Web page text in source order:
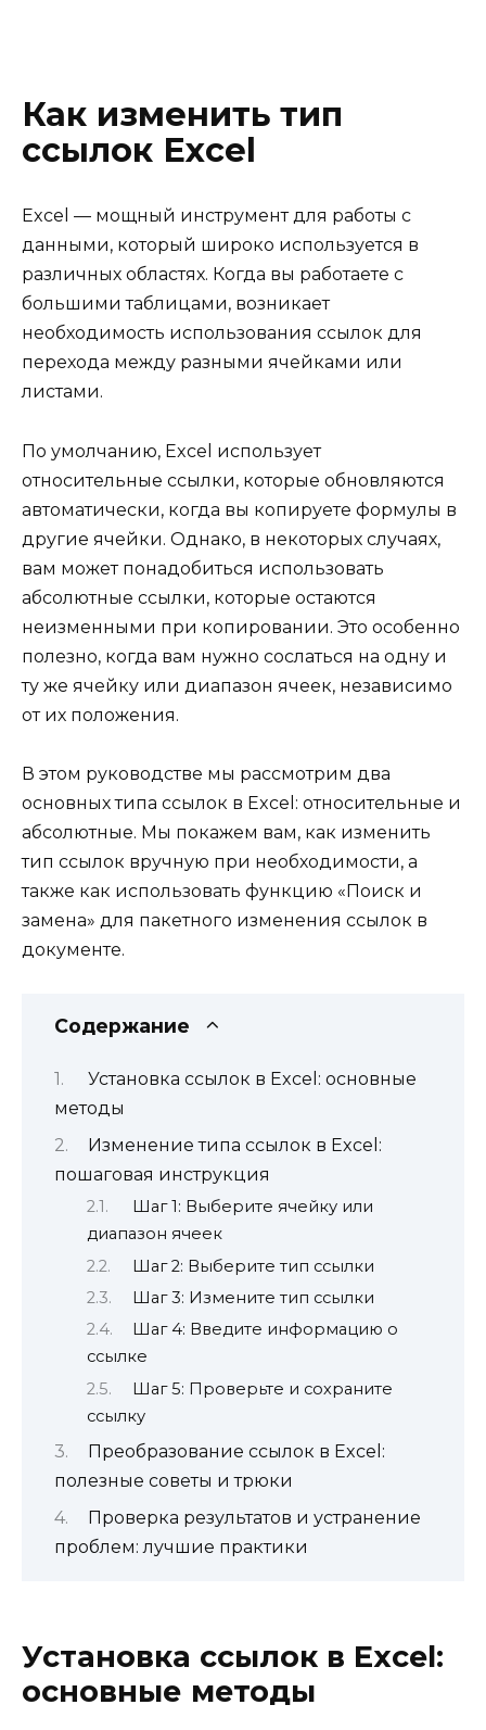
Как изменить тип
ссылок Excel
Excel — мощный инструмент для работы с
данными, который широко используется в
различных областях. Когда вы работаете с
большими таблицами, возникает
необходимость использования ссылок для
перехода между разными ячейками или
листами.
По умолчанию, Excel использует
относительные ссылки, которые обновляются
автоматически, когда вы копируете формулы в
другие ячейки. Однако, в некоторых случаях,
вам может понадобиться использовать
абсолютные ссылки, которые остаются
неизменными при копировании. Это особенно
полезно, когда вам нужно сослаться на одну и
ту же ячейку или диапазон ячеек, независимо
от их положения.
В этом руководстве мы рассмотрим два
основных типа ссылок в Excel: относительные и
абсолютные. Мы покажем вам, как изменить
тип ссылок вручную при необходимости, а
также как использовать функцию «Поиск и
замена» для пакетного изменения ссылок в
документе.
Содержание
Установка ссылок в Excel: основные
методы
Изменение типа ссылок в Excel:
пошаговая инструкция
Шаг 1: Выберите ячейку или
диапазон ячеек
Шаг 2: Выберите тип ссылки
Шаг 3: Измените тип ссылки
Шаг 4: Введите информацию о
ссылке
Шаг 5: Проверьте и сохраните
ссылку
Преобразование ссылок в Excel:
полезные советы и трюки
Проверка результатов и устранение
проблем: лучшие практики
Установка ссылок в Excel:
основные методы